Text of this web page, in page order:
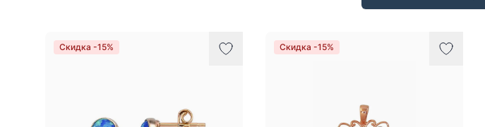
Скидка -15% Скидка -15%